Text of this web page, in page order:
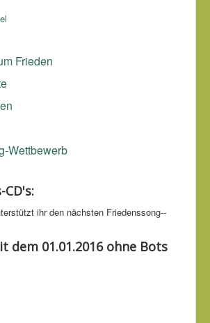
Frieden
Wettbewerb
CD's:
ihr den nächsten Friedens­song-­
dem 01.01.2016 ohne Bots